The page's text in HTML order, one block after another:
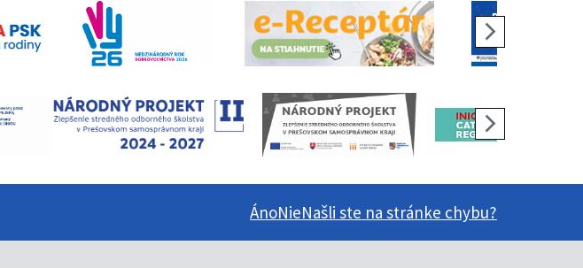
ÁnoNieNašli ste na stránke chybu?